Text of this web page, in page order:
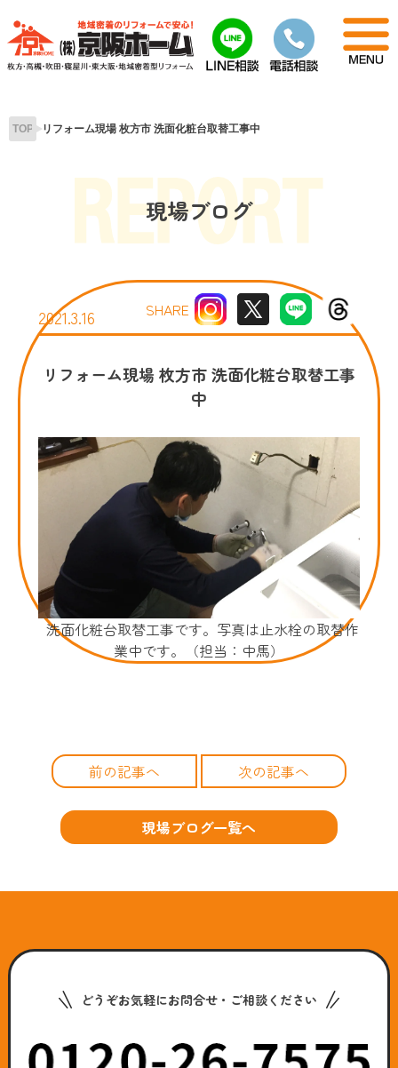
content
TOP リフォーム現場 枚方市 洗面化粧台取替工事中
現場ブログ
2021.3.16 SHARE
リフォーム現場 枚方市 洗面化粧台取替工事
中
洗面化粧台取替工事です。写真は止水栓の取替作
業中です。（担当：中馬）
前の記事へ 次の記事へ
現場ブログ一覧へ
どうぞお気軽にお問合せ・ご相談ください